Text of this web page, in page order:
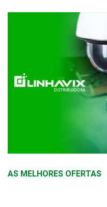
AS MELHORES OFERTAS